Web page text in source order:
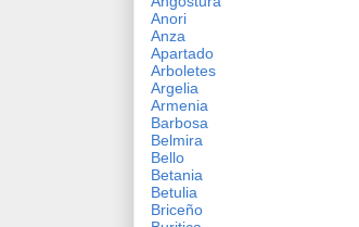
Anori
Anza
Apartado
Arboletes
Argelia
Armenia
Barbosa
Belmira
Bello
Betania
Betulia
Briceño